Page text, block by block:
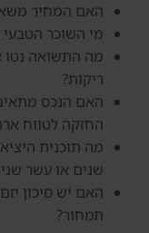
האם המחיר
מי השוכר
מה התשואה נטו
ריקות?
האם הנכס
החזקה לטווח
מה תוכנית
שנים או עשר
האם יש סיכון
תמחור?